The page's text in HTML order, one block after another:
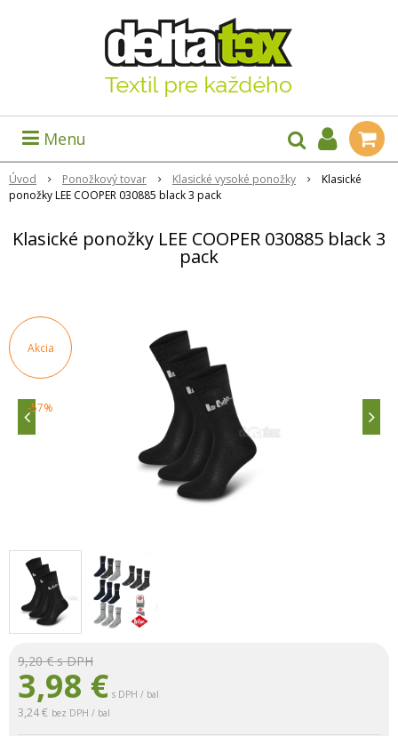
Menu
Úvod Ponožkový tovar Klasické vysoké ponožky
Klasické
ponožky LEE COOPER 030885 black 3 pack
Klasické ponožky LEE COOPER 030885 black 3
pack
Akcia
-57%
9,20 €s DPH
3,98 € s DPH / bal
3,24 € bez DPH / bal